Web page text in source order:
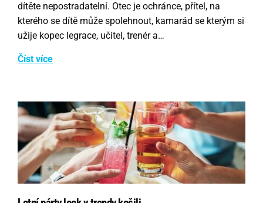
dítěte nepostradatelní. Otec je ochránce, přítel, na
kterého se dítě může spolehnout, kamarád se kterým si
užije kopec legrace, učitel, trenér a…
Číst více